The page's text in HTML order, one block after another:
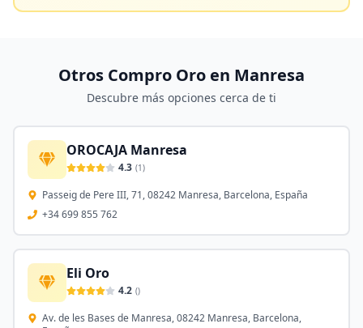
Otros Compro Oro en Manresa
Descubre más opciones cerca de ti
OROCAJA Manresa
4.3 (1)
Passeig de Pere III, 71, 08242 Manresa, Barcelona, España
+34 699 855 762
Eli Oro
4.2 ()
Av. de les Bases de Manresa, 08242 Manresa, Barcelona,